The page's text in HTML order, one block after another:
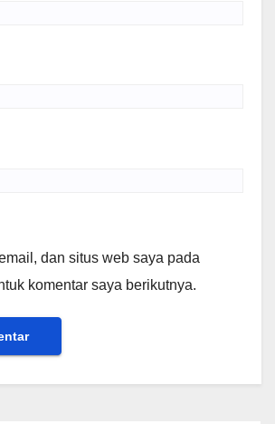
dan situs web saya pada
komentar saya berikutnya.